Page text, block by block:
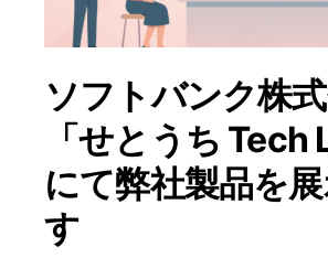
ソフトバンク株
「せとうち Tech
にて弊社製品を
す